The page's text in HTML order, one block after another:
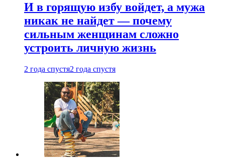
И в горящую избу войдет, а мужа
никак не найдет — почему
сильным женщинам сложно
устроить личную жизнь
2 года спустя2 года спустя